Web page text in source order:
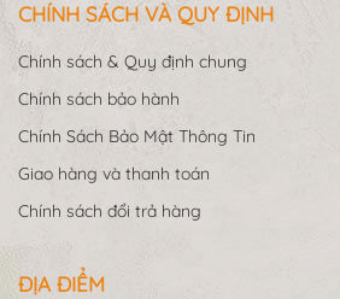
CHÍNH SÁCH VÀ QUY ĐỊNH
Chính sách & Quy định chung
Chính sách bảo hành
Chính Sách Bảo Mật Thông Tin
Giao hàng và thanh toán
Chính sách đổi trả hàng
ĐỊA ĐIỂM